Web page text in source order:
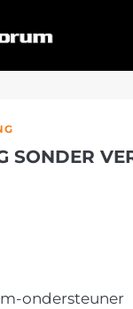
SONDER
ondersteuner